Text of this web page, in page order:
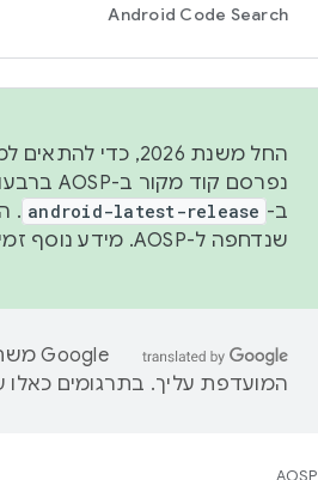
Android Code Search
החל משנת 2026,
ב- android-latest-release
.
שנדחפה ל-AOSP. מידע נוסף זמין במאמר
המועדפת עליך. בתרגומים כאלו
AOSP